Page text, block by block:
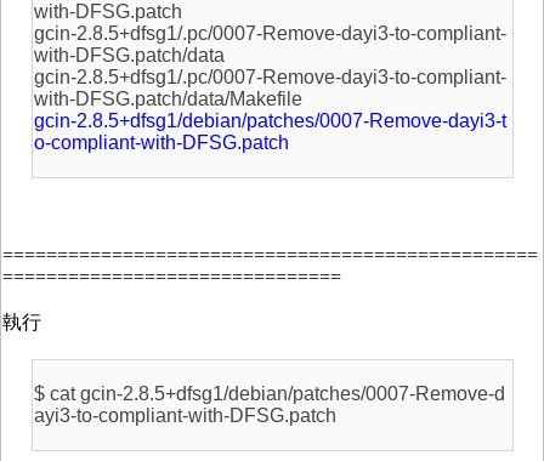
with-DFSG.patch
gcin-2.8.5+dfsg1/.pc/0007-Remove-dayi3-to-compliant-
with-DFSG.patch/data
gcin-2.8.5+dfsg1/.pc/0007-Remove-dayi3-to-compliant-
with-DFSG.patch/data/Makefile
gcin-2.8.5+dfsg1/debian/patches/0007-Remove-dayi3-t
o-compliant-with-DFSG.patch
=================================================
===============================
執行
$ cat gcin-2.8.5+dfsg1/debian/patches/0007-Remove-d
ayi3-to-compliant-with-DFSG.patch